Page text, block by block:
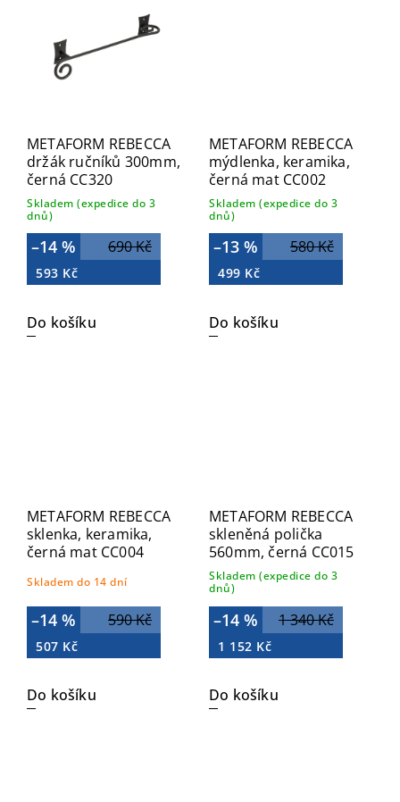
METAFORM REBECCA
držák ručníků 300mm,
černá CC320
Skladem (expedice do 3
dnů)
690 Kč
–14 %
593 Kč
Do košíku
METAFORM REBECCA
mýdlenka, keramika,
černá mat CC002
Skladem (expedice do 3
dnů)
580 Kč
–13 %
499 Kč
Do košíku
METAFORM REBECCA
sklenka, keramika,
černá mat CC004
Skladem do 14 dní
590 Kč
–14 %
507 Kč
Do košíku
METAFORM REBECCA
skleněná polička
560mm, černá CC015
Skladem (expedice do 3
dnů)
1 340 Kč
–14 %
1 152 Kč
Do košíku